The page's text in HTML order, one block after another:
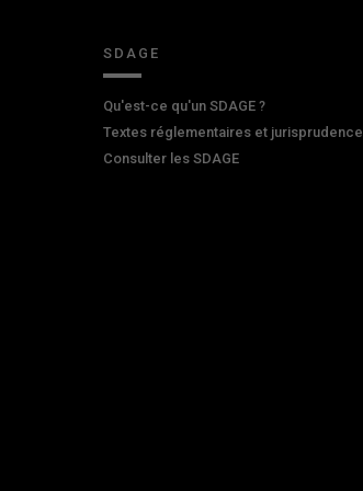
SDAGE
Qu'est-ce qu'un SDAGE ?
Textes réglementaires et jurisprudence
Consulter les SDAGE